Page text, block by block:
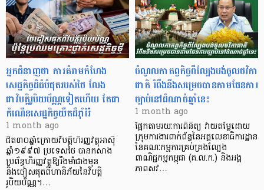
អ្នកជំនាញ​ថា ការគំរាមកំហែង
សេដ្ឋកិច្ចដ៏ធំបំផុតរបស់ថៃ លែង
ជាវិបត្តិរូបិយប័ណ្ណទៀតហើយ តែជា
កំណើនសេដ្ឋកិច្ចយឺតដ៏រ៉ាំរ៉ៃ
1 month ago
ជិត៣០ឆ្នាំក្រោយវិបត្តិហិរញ្ញវត្ថុអាស៊ី
ឆ្នាំ១៩៩៧ ប្រទេសថៃ បានកសាង
ប្រព័ន្ធហិរញ្ញវត្ថុឱ្យរឹងមាំជាងមុន
និងចៀសផុតពីហានិភ័យនៃវិបត្តិ
រូបិយប័ណ្ណ។…
ចំណូលកាតព្វកិច្ចពីល្បែងបង់ចូលថវិកា
ជាតិ រំពឹងនឹងសម្រេចបានតាមផែនការ
ច្បាប់នៅដំណាច់ឆ្នាំនេះ
1 month ago
ផ្អែកតាមរយៈការពិនិត្យ វាយតម្លៃដោយ
ក្រុមការងារពាក់ព័ន្ធនៃអគ្គលេខាធិការដ្ឋាន
នៃគណៈកម្មការគ្រប់គ្រងល្បែង
ពាណិជ្ជកម្មកម្ពុជា (គ.ល.ក.) និងអង្គ
ភាពសវ…